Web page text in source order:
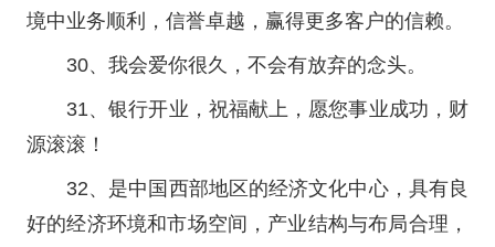
境中业务顺利，信誉卓越，赢得更多客户的信赖。
30、我会爱你很久，不会有放弃的念头。
31、银行开业，祝福献上，愿您事业成功，财
源滚滚！
32、是中国西部地区的经济文化中心，具有良
好的经济环境和市场空间，产业结构与布局合理，